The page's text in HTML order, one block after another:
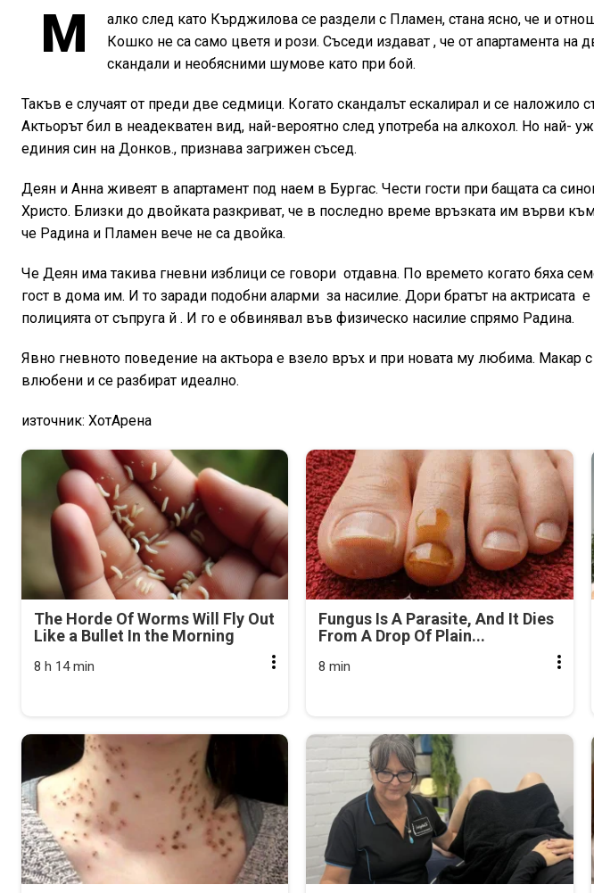
М
алко след като Кърджилова се раздели с Пламен, стана ясно, че и
Кошко не са само цветя и рози. Съседи издават , че от апартамента на
скандали и необясними шумове като при бой.
Такъв е случаят от преди две седмици. Когато скандалът ескалирал и се наложило
Актьорът бил в неадекватен вид, най-вероятно след употреба на алкохол. Но най-
единия син на Донков., признава загрижен съсед.
Деян и Анна живеят в апартамент под наем в Бургас. Чести гости при бащата са
Христо. Близки до двойката разкриват, че в последно време връзката им върви към
че Радина и Пламен вече не са двойка.
Че Деян има такива гневни изблици се говори отдавна. По времето когато бяха
гост в дома им. И то заради подобни аларми за насилие. Дори братът на актрисата
полицията от съпруга й . И го е обвинявал във физическо насилие спрямо Радина.
Явно гневното поведение на актьора е взело връх и при новата му любима. Макар
влюбени и се разбират идеално.
източник: ХотАрена
The Horde Of Worms Will Fly Out
Like a Bullet In the Morning
8 h 14 min
Fungus Is A Parasite, And It Dies
From A Drop Of Plain...
8 min